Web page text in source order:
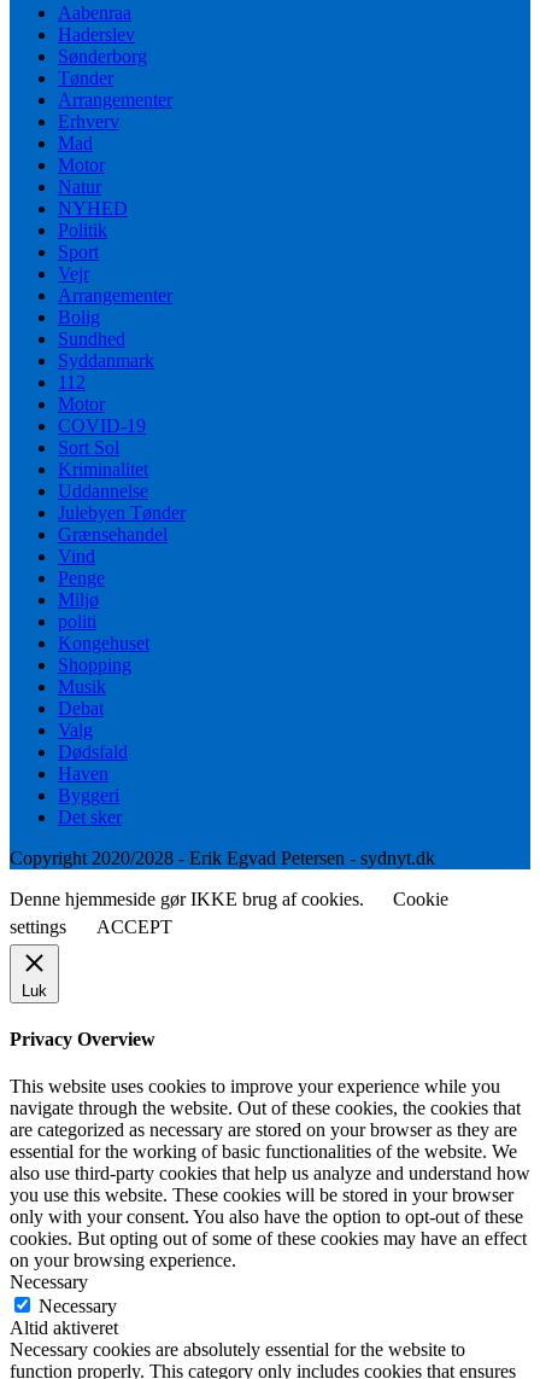
Aabenraa
Haderslev
Sønderborg
Tønder
Arrangementer
Erhverv
Mad
Motor
Natur
NYHED
Politik
Sport
Vejr
Arrangementer
Bolig
Sundhed
Syddanmark
112
Motor
COVID-19
Sort Sol
Kriminalitet
Uddannelse
Julebyen Tønder
Grænsehandel
Vind
Penge
Miljø
politi
Kongehuset
Shopping
Musik
Debat
Valg
Dødsfald
Haven
Byggeri
Det sker
Copyright 2020/2028 - Erik Egvad Petersen - sydnyt.dk
Denne hjemmeside gør IKKE brug af cookies.
Cookie
settings
ACCEPT
Luk
Privacy Overview
This website uses cookies to improve your experience while you
navigate through the website. Out of these cookies, the cookies that
are categorized as necessary are stored on your browser as they are
essential for the working of basic functionalities of the website. We
also use third-party cookies that help us analyze and understand how
you use this website. These cookies will be stored in your browser
only with your consent. You also have the option to opt-out of these
cookies. But opting out of some of these cookies may have an effect
on your browsing experience.
Necessary
Necessary
Altid aktiveret
Necessary cookies are absolutely essential for the website to
function properly. This category only includes cookies that ensures